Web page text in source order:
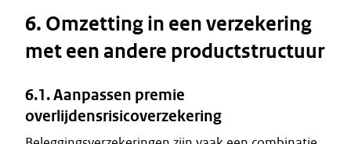
6. Omzetting in een verzekering
met een andere productstructuur
6.1. Aanpassen premie
overlijdensrisicoverzekering